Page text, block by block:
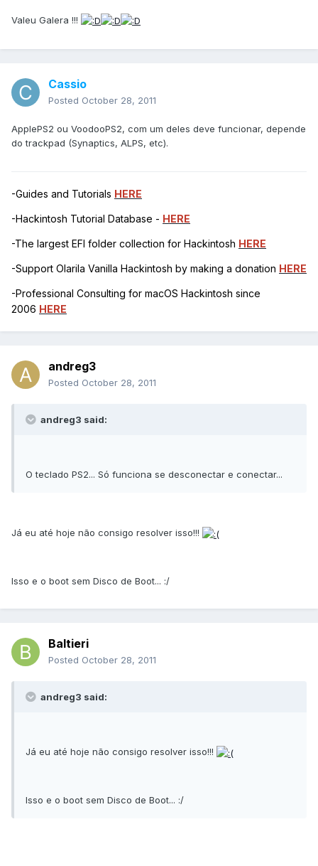
Valeu Galera !!!
Cassio
Posted October 28, 2011
ApplePS2 ou VoodooPS2, com um deles deve funcionar, depende
do trackpad (Synaptics, ALPS, etc).
-Guides and Tutorials HERE
-Hackintosh Tutorial Database - HERE
-The largest EFI folder collection for Hackintosh HERE
-Support Olarila Vanilla Hackintosh by making a donation HERE
-Professional Consulting for macOS Hackintosh since
2006 HERE
andreg3
Posted October 28, 2011
andreg3 said:
O teclado PS2... Só funciona se desconectar e conectar...
Já eu até hoje não consigo resolver isso!!!
Isso e o boot sem Disco de Boot... :/
Baltieri
Posted October 28, 2011
andreg3 said:
Já eu até hoje não consigo resolver isso!!!
Isso e o boot sem Disco de Boot... :/